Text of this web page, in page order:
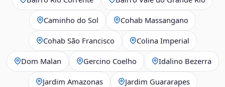
Caminho do Sol Cohab Massangano
Cohab São Francisco Colina Imperial
Dom Malan Gercino Coelho Idalino Bezerra
Jardim Amazonas Jardim Guararapes